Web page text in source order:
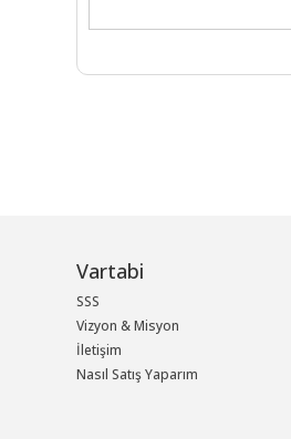
Vartabi
SSS
Vizyon & Misyon
İletişim
Nasıl Satış Yaparım